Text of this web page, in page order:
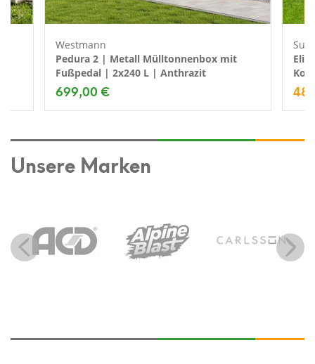
Westmann
Pedura 2 | Metall Mülltonnenbox mit
Fußpedal | 2x240 L | Anthrazit
699,00 €
Unsere Marken